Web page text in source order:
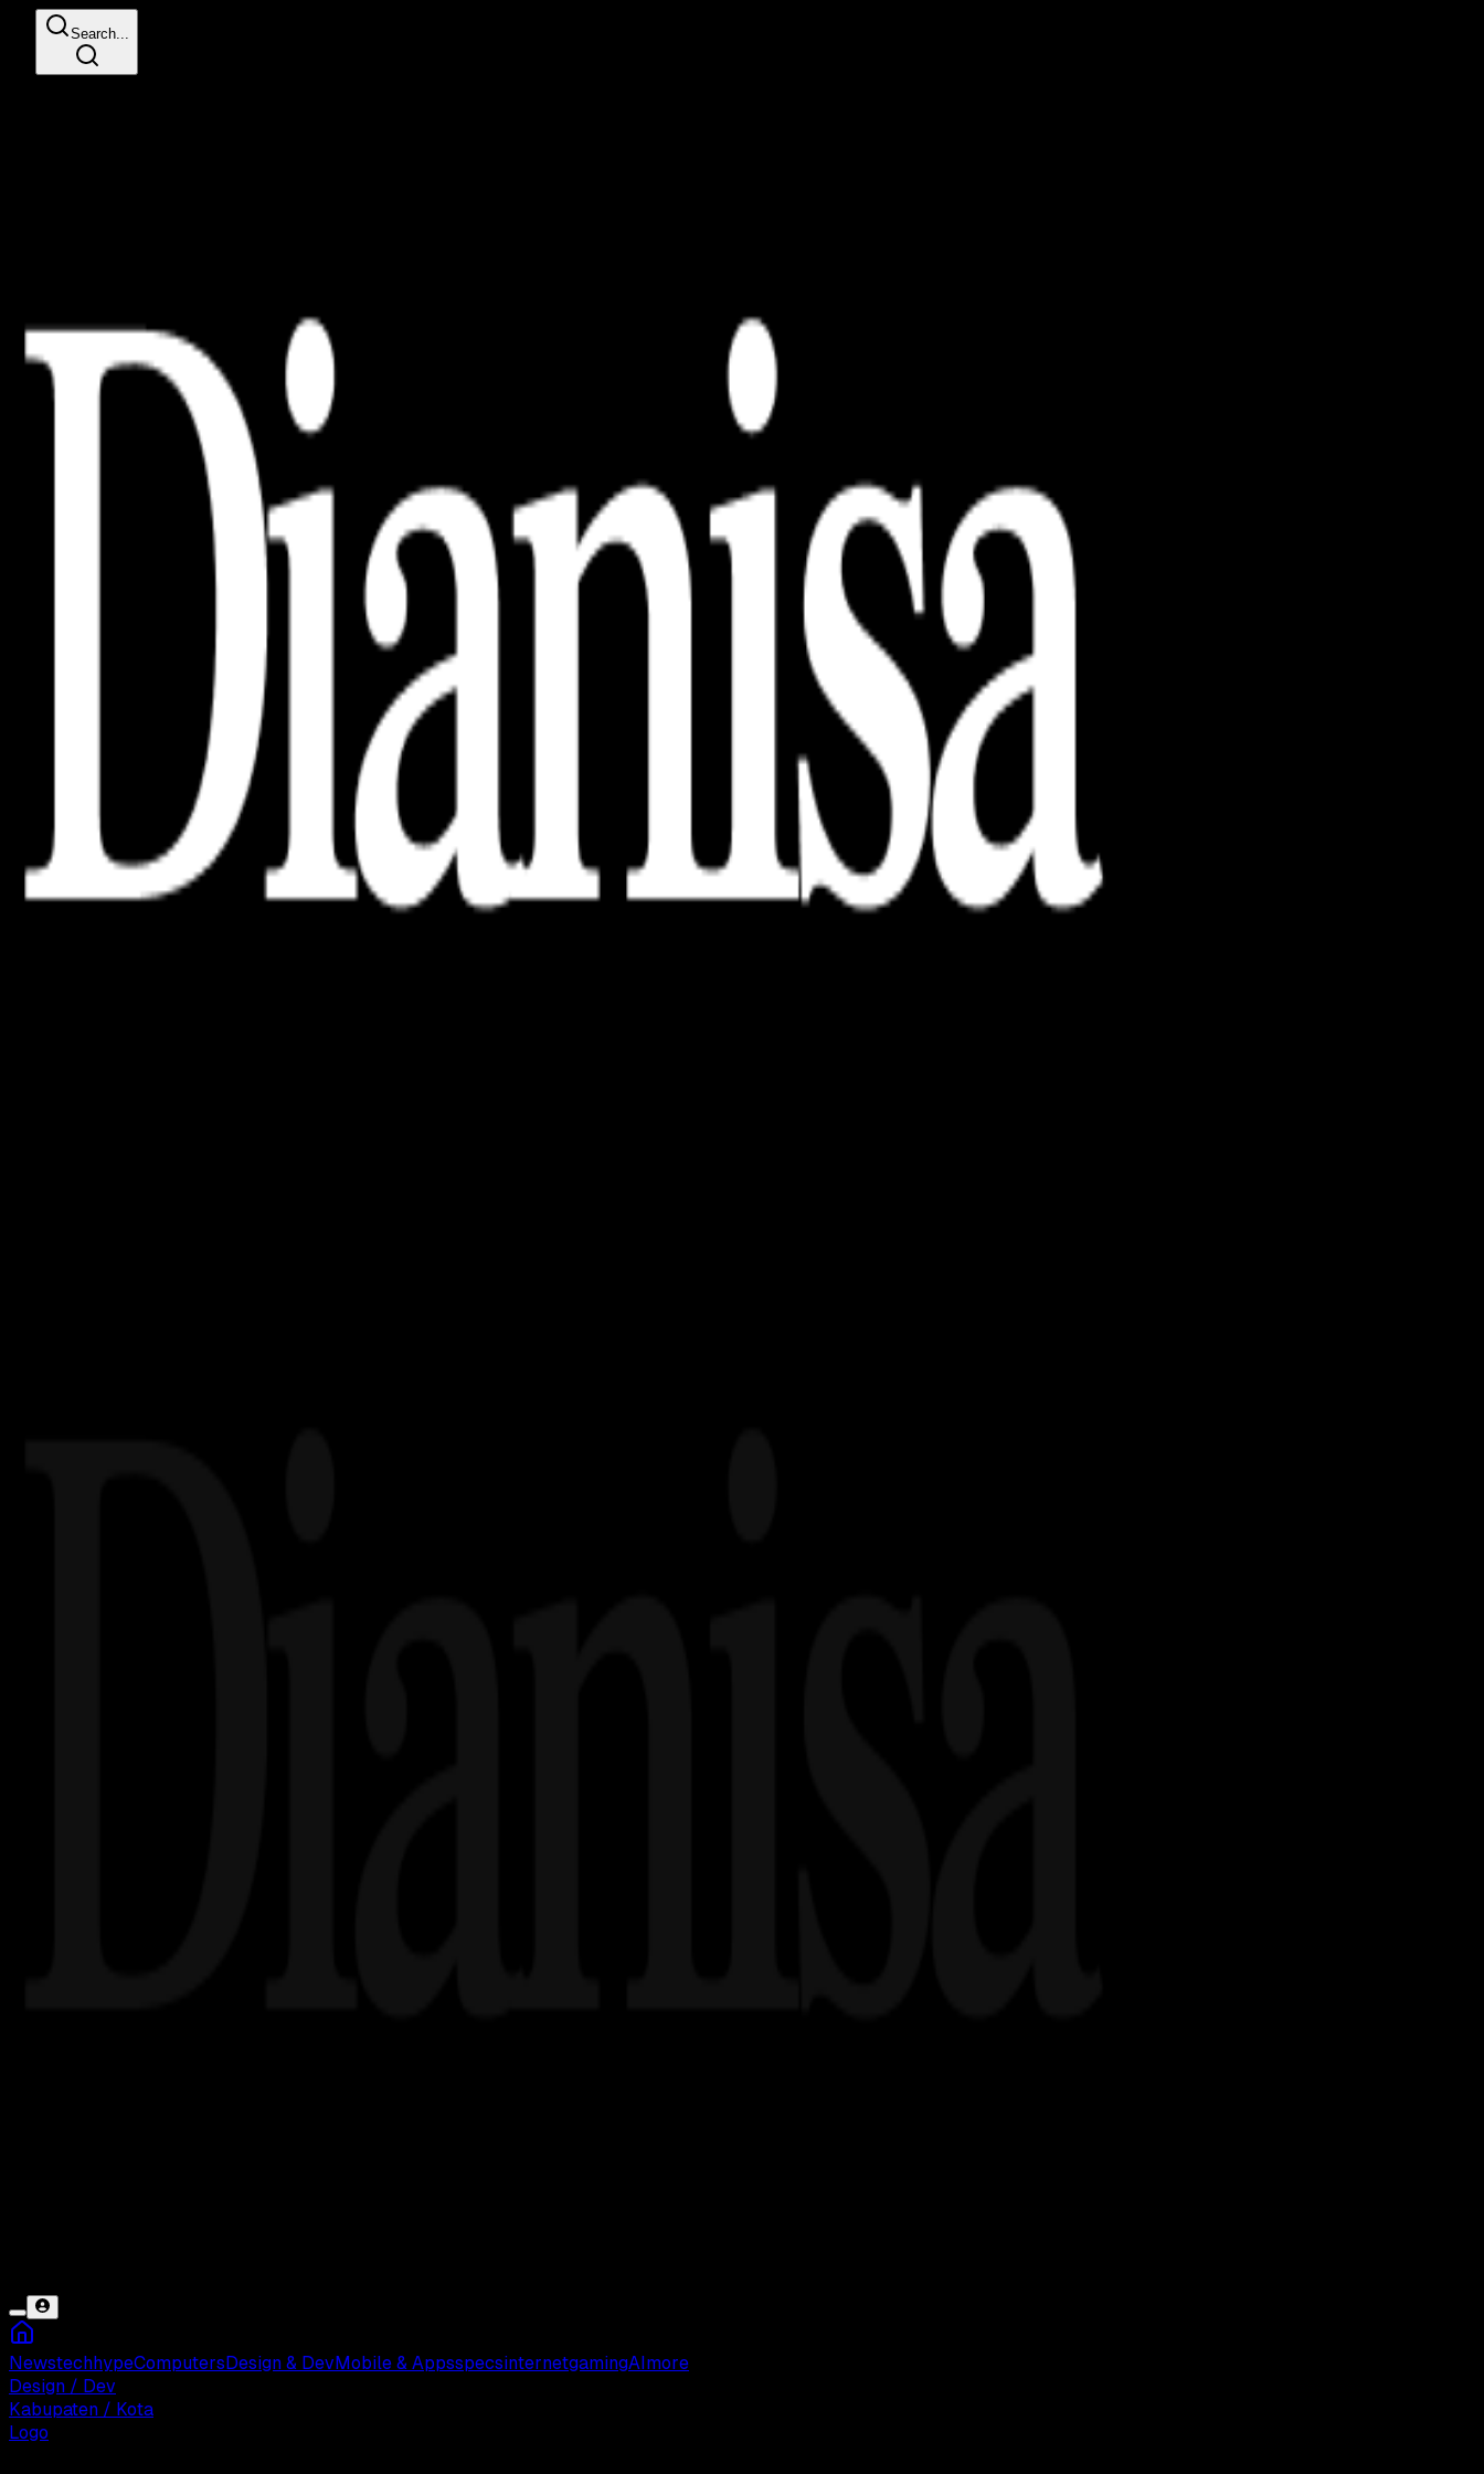
Search...
NewstechhypeComputers Design & Dev Mobile & AppsspecsinternetgamingAI more
Design / Dev
Kabupaten / Kota
Logo